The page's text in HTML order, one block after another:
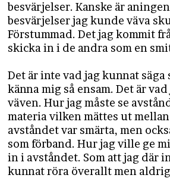
besvärjelser. Kanske är
besvärjelser jag kunde väva
Förstummad. Det jag kommit
skicka in i de andra som en
Det är inte vad jag kunnat säga
känna mig så ensam. Det är
väven. Hur jag måste se
materia vilken mättes ut
avståndet var smärta, men
som förband. Hur jag ville ge
in i avståndet. Som att jag där
kunnat röra överallt men aldrig